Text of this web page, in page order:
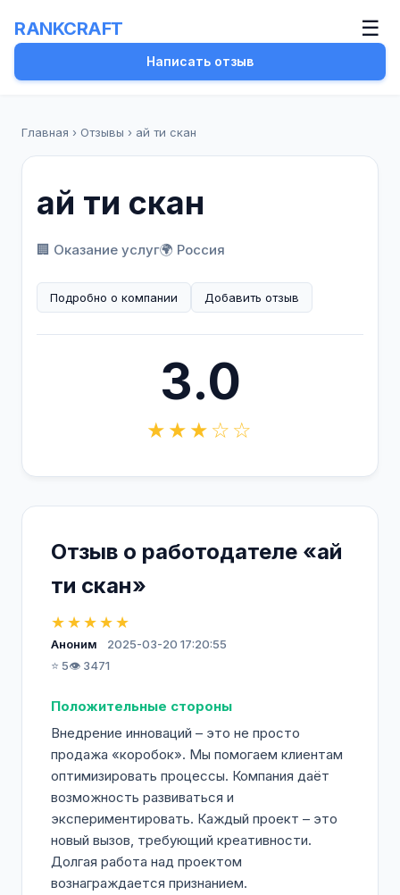
RANKCRAFT ☰
Написать отзыв
Главная › Отзывы › ай ти скан
ай ти скан
🏢 Оказание услуг🌍 Россия
Подробно о компании Добавить отзыв
3.0
★★★☆☆
Отзыв о работодателе «ай
ти скан»
★★★★★
Аноним
2025-03-20 17:20:55
⭐ 5👁️ 3471
Положительные стороны
Внедрение инноваций – это не просто
продажа «коробок». Мы помогаем клиентам
оптимизировать процессы. Компания даёт
возможность развиваться и
экспериментировать. Каждый проект – это
новый вызов, требующий креативности.
Долгая работа над проектом
вознаграждается признанием.